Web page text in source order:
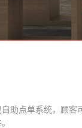
助点单系统，顾